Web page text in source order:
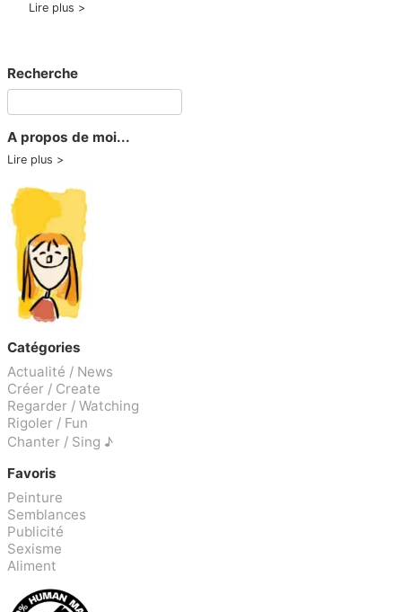
Lire plus
Recherche
A propos de moi...
Lire plus
Catégories
Actualité / News
Créer / Create
Regarder / Watching
Rigoler / Fun
Chanter / Sing ♪
Favoris
Peinture
Semblances
Publicité
Sexisme
Aliment